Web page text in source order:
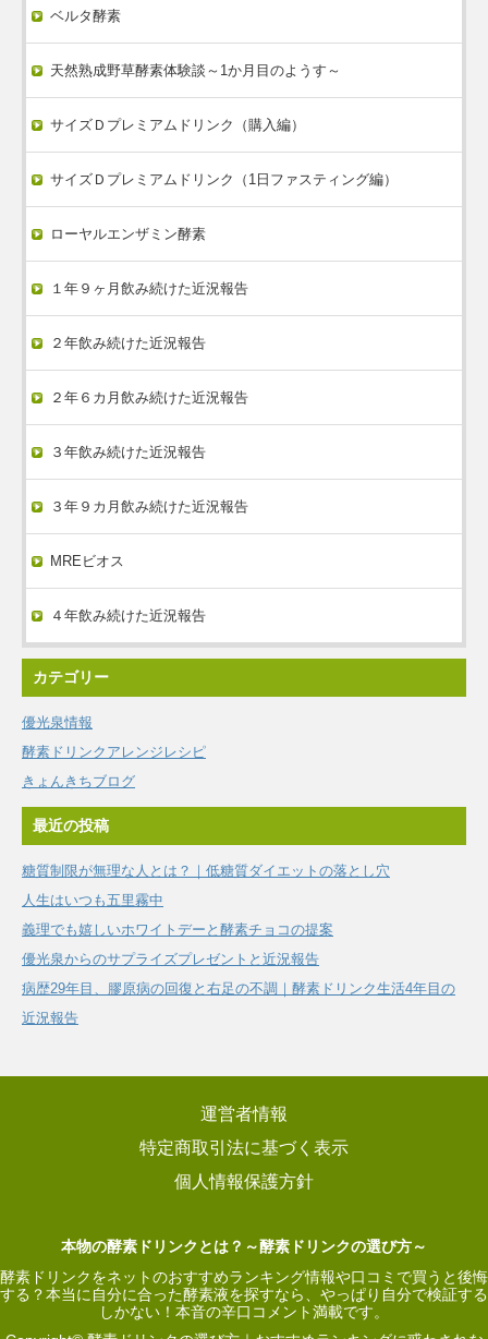
ベルタ酵素
天然熟成野草酵素体験談～1か月目のようす～
サイズＤプレミアムドリンク（購入編）
サイズＤプレミアムドリンク（1日ファスティング編）
ローヤルエンザミン酵素
１年９ヶ月飲み続けた近況報告
２年飲み続けた近況報告
２年６カ月飲み続けた近況報告
３年飲み続けた近況報告
３年９カ月飲み続けた近況報告
MREビオス
４年飲み続けた近況報告
カテゴリー
優光泉情報
酵素ドリンクアレンジレシピ
きょんきちブログ
最近の投稿
糖質制限が無理な人とは？｜低糖質ダイエットの落とし穴
人生はいつも五里霧中
義理でも嬉しいホワイトデーと酵素チョコの提案
優光泉からのサプライズプレゼントと近況報告
病歴29年目、膠原病の回復と右足の不調｜酵素ドリンク生活4年目の
近況報告
運営者情報
特定商取引法に基づく表示
個人情報保護方針
本物の酵素ドリンクとは？～酵素ドリンクの選び方～
酵素ドリンクをネットのおすすめランキング情報や口コミで買うと後悔
する？本当に自分に合った酵素液を探すなら、やっぱり自分で検証する
しかない！本音の辛口コメント満載です。